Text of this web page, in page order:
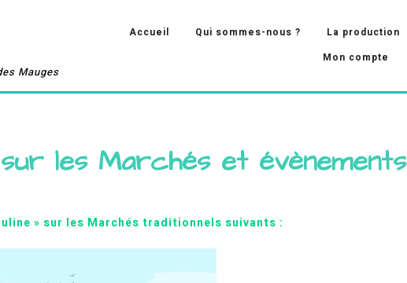
Mauges
Accueil Qui sommes-nous ? La production
Mon compte
les Marchés et évènements
» sur les Marchés traditionnels suivants :